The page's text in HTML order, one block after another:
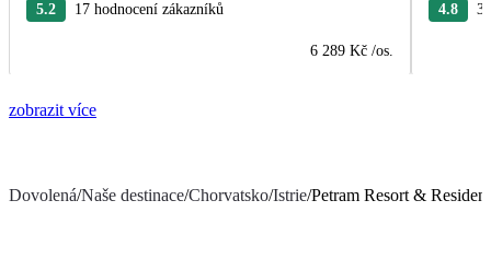
5.2 17 hodnocení zákazníků
6 289 Kč /os.
4.8
zobrazit více
Dovolená/Naše destinace/Chorvatsko/Istrie/Petram Resort &